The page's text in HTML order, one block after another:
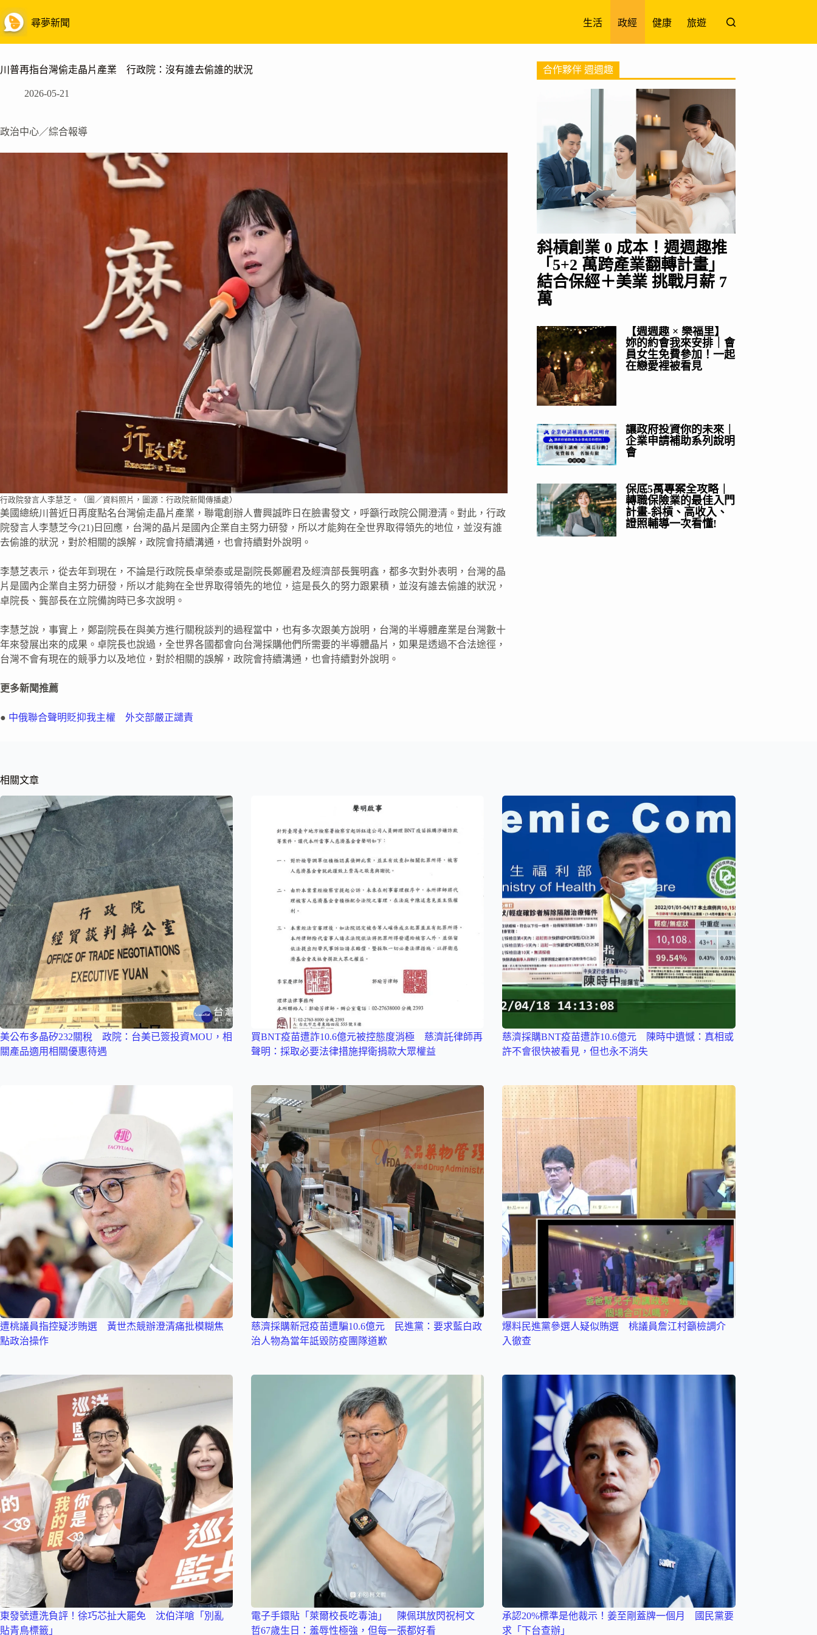
至
主
內
尋夢新聞 生活 政經 健康 旅遊
川普再指台灣偷走晶片產業 行政院：沒有誰去偷誰的狀況
2026-05-21
政治中心／綜合報導
行政院發言人李慧芝。（圖／資料照片，圖源：行政院新聞傳播處）
美國總統川普近日再度點名台灣偷走晶片產業，聯電創辦人曹興誠昨日在臉書發文，呼籲行政院公開澄清。對此，行政
院發言人李慧芝今(21)日回應，台灣的晶片是國內企業自主努力研發，所以才能夠在全世界取得領先的地位，並沒有誰
去偷誰的狀況，對於相關的誤解，政院會持續溝通，也會持續對外說明。
李慧芝表示，從去年到現在，不論是行政院長卓榮泰或是副院長鄭麗君及經濟部長龔明鑫，都多次對外表明，台灣的晶
片是國內企業自主努力研發，所以才能夠在全世界取得領先的地位，這是長久的努力跟累積，並沒有誰去偷誰的狀況，
卓院長、龔部長在立院備詢時已多次說明。
李慧芝說，事實上，鄭副院長在與美方進行關稅談判的過程當中，也有多次跟美方說明，台灣的半導體產業是台灣數十
年來發展出來的成果。卓院長也說過，全世界各國都會向台灣採購他們所需要的半導體晶片，如果是透過不合法途徑，
台灣不會有現在的競爭力以及地位，對於相關的誤解，政院會持續溝通，也會持續對外說明。
更多新聞推薦
● 中俄聯合聲明貶抑我主權 外交部嚴正譴責
合作夥伴 週週趣
斜槓創業 0 成本！週週趣推
「5+2 萬跨產業翻轉計畫」
結合保經＋美業 挑戰月薪 7
萬
【週週趣 × 樂福里】
妳的約會我來安排｜會
員女生免費參加！一起
在戀愛裡被看見
讓政府投資你的未來｜
企業申請補助系列說明
會
保底5萬專案全攻略｜
轉職保險業的最佳入門
計畫-斜槓、高收入、
證照輔導一次看懂!
相關文章
美公布多晶矽232關稅 政院：台美已簽投資MOU，相
關產品適用相關優惠待遇
買BNT疫苗遭詐10.6億元被控態度消極 慈濟託律師再
聲明：採取必要法律措施捍衛捐款大眾權益
慈濟採購BNT疫苗遭詐10.6億元 陳時中遺憾：真相或
許不會很快被看見，但也永不消失
遭桃議員指控疑涉賄選 黃世杰競辦澄清痛批模糊焦
點政治操作
慈濟採購新冠疫苗遭騙10.6億元 民進黨：要求藍白政
治人物為當年詆毀防疫團隊道歉
爆料民進黨參選人疑似賄選 桃議員詹江村籲檢調介
入徹查
東發號遭洗負評！徐巧芯扯大罷免 沈伯洋嗆「別亂
貼青鳥標籤」
電子手鐶貼「萊爾校長吃毒油」 陳佩琪放閃祝柯文
哲67歲生日：羞辱性極強，但每一張都好看
承認20%標準是他裁示！姜至剛蓋牌一個月 國民黨要
求「下台查辦」